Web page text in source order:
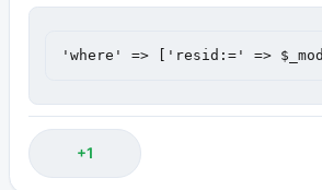
'where' => ['resid:=' =>
+1